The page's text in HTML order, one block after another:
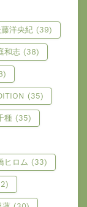
洋央紀 (39)
和志 (38)
(35)
種 (35)
ヒロム (33)